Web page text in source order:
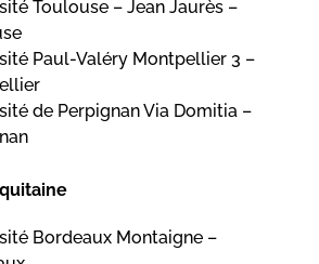
Toulouse – Jean Jaurès –
Paul-Valéry Montpellier 3 –
de Perpignan Via Domitia –
Bordeaux Montaigne –